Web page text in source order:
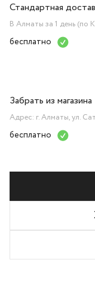
Стандартная
В Алматы за 1 день (по
бесплатно
Забрать из магазина
Адрес: г. Алматы, ул.
бесплатно